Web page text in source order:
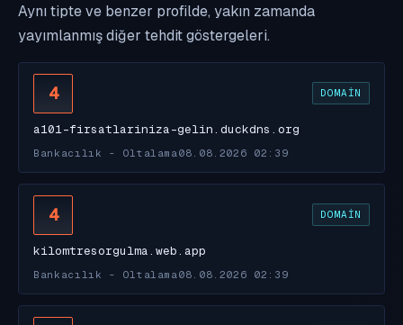
Aynı tipte ve benzer profilde, yakın zamanda
yayımlanmış diğer tehdit göstergeleri.
4 DOMAIN
a101-firsatlariniza-gelin.duckdns.org
Bankacılık - Oltalama 08.08.2026 02:39
4 DOMAIN
kilomtresorgulma.web.app
Bankacılık - Oltalama 08.08.2026 02:39